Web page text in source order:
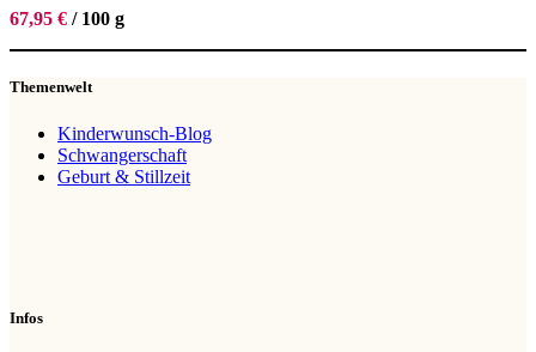
67,95 € / 100 g
Themenwelt
Kinderwunsch-Blog
Schwangerschaft
Geburt & Stillzeit
Infos